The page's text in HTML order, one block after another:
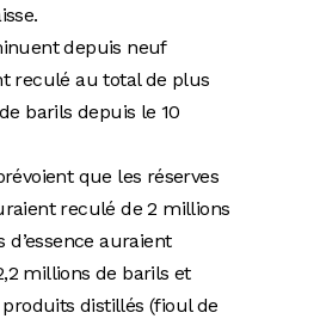
depuis neuf
reculé au total de plus
barils depuis le 10
que les réserves
reculé de 2 millions
d’essence auraient
millions de barils et
produits distillés (fioul de